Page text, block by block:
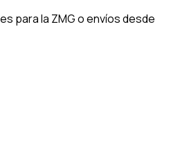
para la ZMG o envíos desde